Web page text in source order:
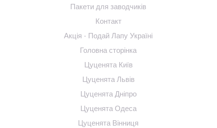
Пакети для заводчиків
Контакт
Акція - Подай Лапу Україні
Головна сторінка
Цуценята Київ
Цуценята Львів
Цуценята Дніпро
Цуценята Одеса
Цуценята Вінниця